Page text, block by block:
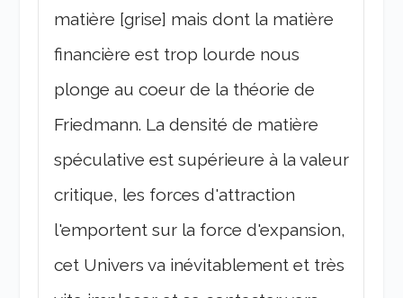
matière [grise] mais dont la matière
financière est trop lourde nous
plonge au coeur de la théorie de
Friedmann. La densité de matière
spéculative est supérieure à la valeur
critique, les forces d'attraction
l'emportent sur la force d'expansion,
cet Univers va inévitablement et très